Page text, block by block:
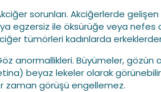
sorunları. Akciğerlerde
egzersiz ile öksürüğe veya nefes
tümörleri kadınlarda
anormallikleri. Büyümeler, gözün
beyaz lekeler olarak
zaman görüşü engellemez.